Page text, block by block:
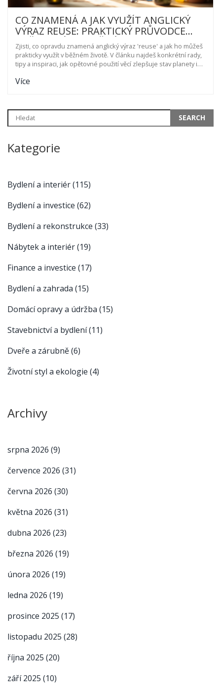
CO ZNAMENÁ A JAK VYUŽÍT ANGLICKÝ
VÝRAZ REUSE: PRAKTICKÝ PRŮVODCE
OPĚTOVNÝM POUŽITÍM
Zjisti, co opravdu znamená anglický výraz 'reuse' a jak ho můžeš
prakticky využít v běžném životě. V článku najdeš konkrétní rady,
tipy a inspiraci, jak opětovné použití věcí zlepšuje stav planety i
pohled na reuse z různých úhlů. Naučíš se, jak drobné změny
Více
Kategorie
Bydlení a interiér(115)
Bydlení a investice (62)
Bydlení a rekonstrukce (33)
Nábytek a interiér(19)
Finance a investice (17)
Bydlení a zahrada (15)
Domácí opravy a údržba (15)
Stavebnictví a bydlení(11)
Dveře a zárubně(6)
Životní styl a ekologie (4)
Archivy
srpna 2026 (9)
července 2026 (31)
června 2026 (30)
května 2026 (31)
dubna 2026 (23)
března 2026 (19)
února 2026 (19)
ledna 2026 (19)
prosince 2025 (17)
listopadu 2025 (28)
října 2025 (20)
září 2025 (10)